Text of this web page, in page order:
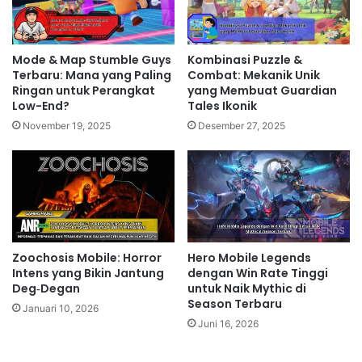
yang lebih halus dan responsif, sehingga pengalaman
bermain menjadi lebih menyenangkan.
Related Articles
Zenless Zone Zero Membawa
Pengalaman RPG Mobile Lebih Seru
dengan Kehadiran Hero Baru
6 jam ago
Genshin Impact Mobile Perluas
Dunia Fantasi dengan Karakter dan
Cerita Terbaru
1 hari ago
Alasan Delta Force Mobile Disebut
Calon FPS Mobile Terbaik Tahun Ini
Mode & Map Stumble Guys
Terbaru: Mana yang Paling
Ringan untuk Perangkat
Low-End?
November 19, 2025
Kombinasi Puzzle &
Combat: Mekanik Unik
yang Membuat Guardian
Tales Ikonik
Desember 27, 2025
Zoochosis Mobile: Horror
Intens yang Bikin Jantung
Deg‑Degan
Januari 10, 2026
Hero Mobile Legends
dengan Win Rate Tinggi
untuk Naik Mythic di
Season Terbaru
Juni 16, 2026